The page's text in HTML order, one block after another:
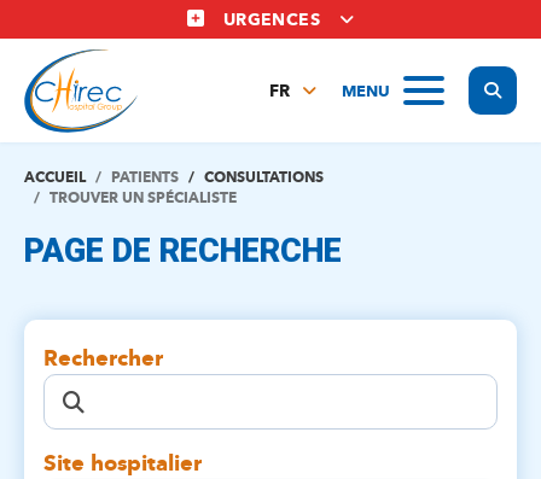
au
contenu
principal
URGENCES
MENU
FR
EN
ACCUEIL PATIENTS
CONSULTATIONS
TROUVER UN SPÉCIALISTE
PAGE DE RECHERCHE
Rechercher
Site hospitalier